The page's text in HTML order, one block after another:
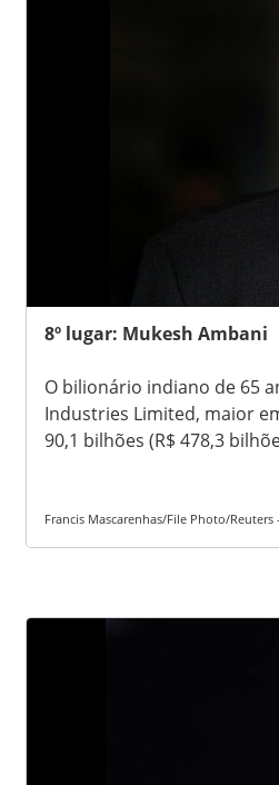
8º lugar: Mukesh Ambani
O bilionário indiano de 65
Industries Limited, maior
90,1 bilhões (R$ 478,3
Francis Mascarenhas/File Photo/Reuters